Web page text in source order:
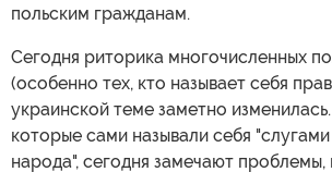
польским гражданам.
Сегодня риторика многочисленных
(особенно тех, кто называет себя
украинской теме заметно
которые сами называли себя
народа", сегодня замечают